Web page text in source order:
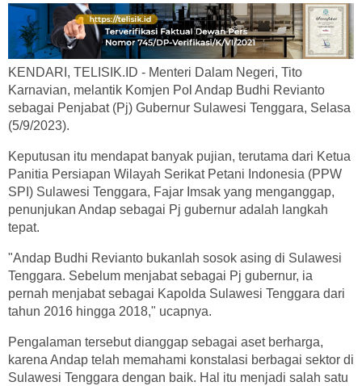
KENDARI, TELISIK.ID - Menteri Dalam Negeri, Tito
Karnavian, melantik Komjen Pol Andap Budhi Revianto
sebagai Penjabat (Pj) Gubernur Sulawesi Tenggara, Selasa
(5/9/2023).
Keputusan itu mendapat banyak pujian, terutama dari Ketua
Panitia Persiapan Wilayah Serikat Petani Indonesia (PPW
SPI) Sulawesi Tenggara, Fajar Imsak yang menganggap,
penunjukan Andap sebagai Pj gubernur adalah langkah
tepat.
"Andap Budhi Revianto bukanlah sosok asing di Sulawesi
Tenggara. Sebelum menjabat sebagai Pj gubernur, ia
pernah menjabat sebagai Kapolda Sulawesi Tenggara dari
tahun 2016 hingga 2018," ucapnya.
Pengalaman tersebut dianggap sebagai aset berharga,
karena Andap telah memahami konstalasi berbagai sektor di
Sulawesi Tenggara dengan baik. Hal itu menjadi salah satu